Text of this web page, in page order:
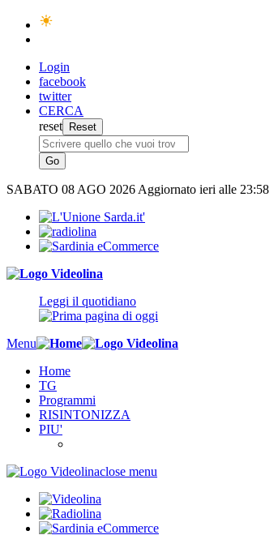
Login
facebook
twitter
CERCA
reset
SABATO 08 AGO 2026 Aggiornato ieri alle 23:58
Leggi il quotidiano
Menu
Home
TG
Programmi
RISINTONIZZA
PIU'
close menu